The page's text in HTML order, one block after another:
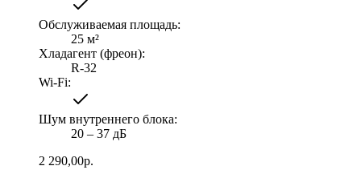
Обслуживаемая площадь:
25 м²
Хладагент (фреон):
R-32
Wi-Fi:
Шум внутреннего блока:
20 ‒ 37 дБ
2 290,00р.